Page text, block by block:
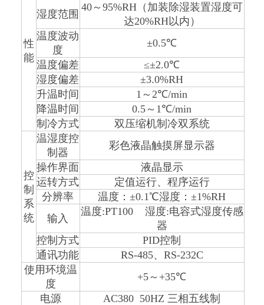
性
能
湿度范围
40～ 95%RH（加装除湿装置湿度可
达20%RH以内）
温度波动
度
±0.5℃
温度偏差
≤±2.0℃
湿度偏差
±3.0%RH
升温时间
1 ～ 2℃/min
降温时间
0.5～ 1 ℃/min
制冷方式
双压缩机制冷双系统
控
制
系
统
温湿度控
制器
彩色液晶触摸屏显示器
操作界面
液晶显示
运转方式
定值运行、程序运行
分辨率
温度：±0.1 ℃湿度：±1%RH
输入
温度:PT100 湿度:电容式湿度传感
器
控制方式
PID控制
通讯功能
RS-485、 RS-232C
使用环境温
度
+5～ +35℃
电源
AC380 50HZ 三相五线制